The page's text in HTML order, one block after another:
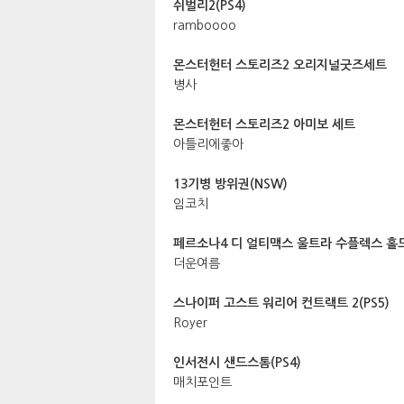
쉬벌리2(PS4)
ramboooo
몬스터헌터 스토리즈2 오리지널굿즈세트
병사
몬스터헌터 스토리즈2 아미보 세트
아틀리에좋아
13기병 방위권(NSW)
임코치
페르소나4 디 얼티맥스 울트라 수플렉스 홀
더운여름
스나이퍼 고스트 워리어 컨트랙트 2(PS5)
Royer
인서전시 샌드스톰(PS4)
매치포인트